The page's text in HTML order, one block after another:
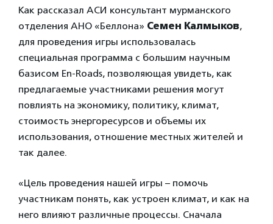
Как рассказал АСИ консультант мурманского
отделения АНО «Беллона» Семен Калмыков,
для проведения игры использовалась
специальная программа с большим научным
базисом En-Roads, позволяющая увидеть, как
предлагаемые участниками решения могут
повлиять на экономику, политику, климат,
стоимость энергоресурсов и объемы их
использования, отношение местных жителей и
так далее.
«Цель проведения нашей игры – помочь
участникам понять, как устроен климат, и как на
него влияют различные процессы. Сначала